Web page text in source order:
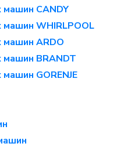
машин CANDY
машин WHIRLPOOL
машин ARDO
машин BRANDT
GORENJE